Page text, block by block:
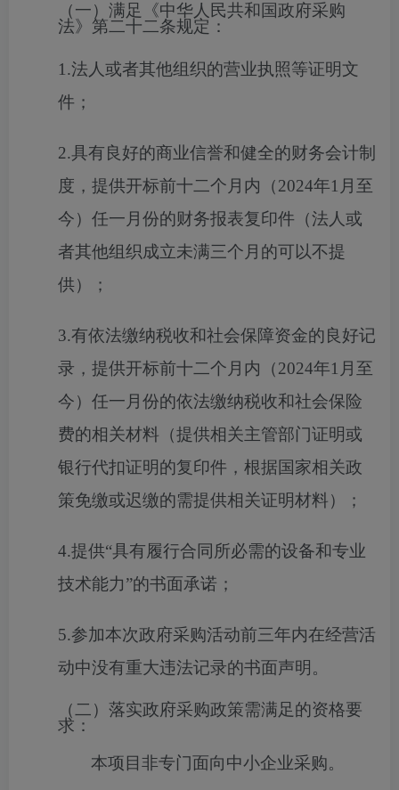
（一）满足《中华人民共和国政府采购
法》第二十二条规定：
1.法人或者其他组织的营业执照等证明文
件；
2.具有良好的商业信誉和健全的财务会计制
度，提供开标前十二个月内（2024年1月至
今）任一月份的财务报表复印件（法人或
者其他组织成立未满三个月的可以不提
供）；
3.有依法缴纳税收和社会保障资金的良好记
录，提供开标前十二个月内（2024年1月至
今）任一月份的依法缴纳税收和社会保险
费的相关材料（提供相关主管部门证明或
银行代扣证明的复印件，根据国家相关政
策免缴或迟缴的需提供相关证明材料）；
4.提供“具有履行合同所必需的设备和专业
技术能力”的书面承诺；
5.参加本次政府采购活动前三年内在经营活
动中没有重大违法记录的书面声明。
（二）落实政府采购政策需满足的资格要
求：
本项目非专门面向中小企业采购。